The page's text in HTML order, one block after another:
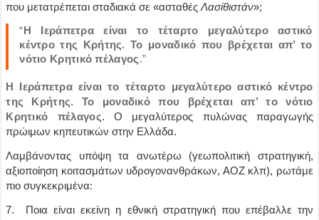
που μετατρέπεται σταδιακά σε «ασταθέςΛασίθιστάν»;
“Η Ιεράπετρα είναι το τέταρτο μεγαλύτερο αστικό
κέντρο της Κρήτης. Το μοναδικό που βρέχεται απ’ το
νότιο Κρητικό πέλαγος.”
Η Ιεράπετρα είναι το τέταρτο μεγαλύτερο αστικό κέντρο
της Κρήτης. Το μοναδικό που βρέχεται απ’ το νότιο
Κρητικό πέλαγος. Ο μεγαλύτερος πυλώνας παραγωγής
πρώιμων κηπευτικών στην Ελλάδα.
Λαμβάνοντας υπόψη τα ανωτέρω (γεωπολιτική στρατηγική,
αξιοποίηση κοιτασμάτων υδρογονανθράκων, ΑΟΖ κλπ), ρωτάμε
πιο συγκεκριμένα:
7. Ποια είναι εκείνη η εθνική στρατηγική που επέβαλλε την